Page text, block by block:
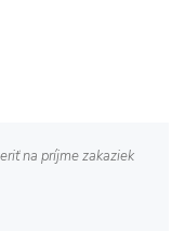
na príjme zakaziek